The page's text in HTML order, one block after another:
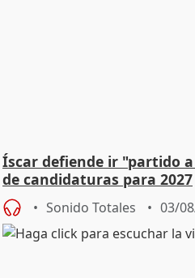
Íscar defiende ir "partido
de candidaturas para 2027
Sonido Totales 03/